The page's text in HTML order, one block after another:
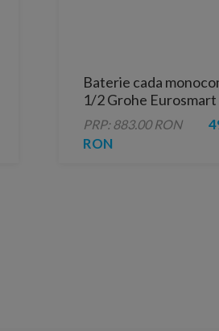
Baterie cada
1/2 Grohe Eurosmart
Cosmopolitan
PRP: 883.00 RON
RON